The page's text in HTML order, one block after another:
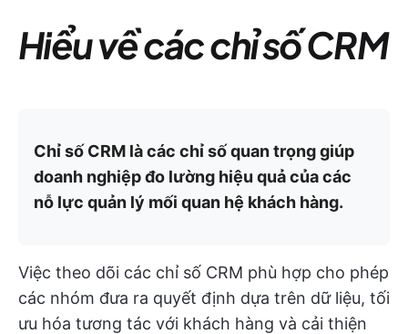
Hiểu về các chỉ số CRM
Chỉ số CRM là các chỉ số quan trọng giúp
doanh nghiệp đo lường hiệu quả của các
nỗ lực quản lý mối quan hệ khách hàng.
Việc theo dõi các chỉ số CRM phù hợp cho phép
các nhóm đưa ra quyết định dựa trên dữ liệu, tối
ưu hóa tương tác với khách hàng và cải thiện